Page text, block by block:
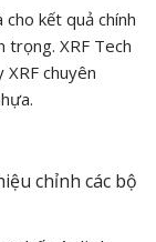
kết quả chính
trọng. XRF Tech
chuyên
chỉnh các bộ